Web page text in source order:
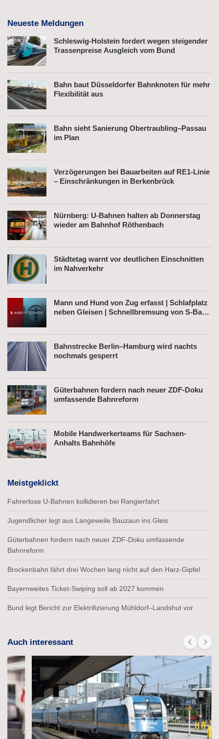
Neueste Meldungen
Schleswig-Holstein fordert wegen steigender
Trassenpreise Ausgleich vom Bund
Bahn baut Düsseldorfer Bahnknoten für mehr
Flexibilität aus
Bahn sieht Sanierung Obertraubling–Passau
im Plan
Verzögerungen bei Bauarbeiten auf RE1-Linie
– Einschränkungen in Berkenbrück
Nürnberg: U-Bahnen halten ab Donnerstag
wieder am Bahnhof Röthenbach
Städtetag warnt vor deutlichen Einschnitten
im Nahverkehr
Mann und Hund von Zug erfasst | Schlafplatz
neben Gleisen | Schnellbremsung von S-Bahn
Bahnstrecke Berlin–Hamburg wird nachts
nochmals gesperrt
Güterbahnen fordern nach neuer ZDF-Doku
umfassende Bahnreform
Mobile Handwerkerteams für Sachsen-
Anhalts Bahnhöfe
Meistgeklickt
Fahrerlose U-Bahnen kollidieren bei Rangierfahrt
Jugendlicher legt aus Langeweile Bauzaun ins Gleis
Güterbahnen fordern nach neuer ZDF-Doku umfassende
Bahnreform
Brockenbahn fährt drei Wochen lang nicht auf den Harz-Gipfel
Bayernweites Ticket-Swiping soll ab 2027 kommen
Bund legt Bericht zur Elektrifizierung Mühldorf–Landshut vor
Auch interessant